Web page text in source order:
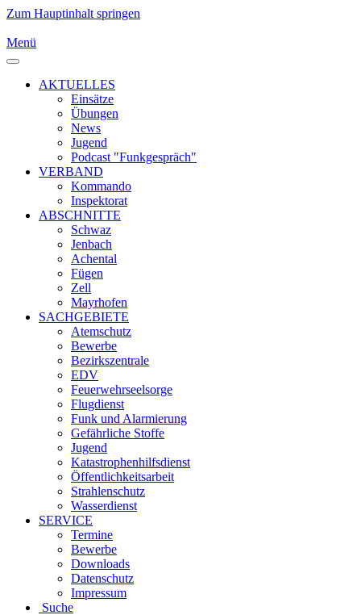
Zum Hauptinhalt springen
Menü
AKTUELLES
Einsätze
Übungen
News
Jugend
Podcast "Funkgespräch"
VERBAND
Kommando
Inspektorat
ABSCHNITTE
Schwaz
Jenbach
Achental
Fügen
Zell
Mayrhofen
SACHGEBIETE
Atemschutz
Bewerbe
Bezirkszentrale
EDV
Feuerwehrseelsorge
Flugdienst
Funk und Alarmierung
Gefährliche Stoffe
Jugend
Katastrophenhilfsdienst
Öffentlichkeitsarbeit
Strahlenschutz
Wasserdienst
SERVICE
Termine
Bewerbe
Downloads
Datenschutz
Impressum
Suche